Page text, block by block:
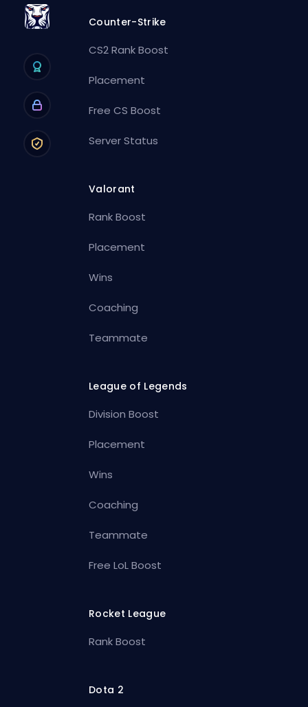
Counter-Strike
CS2 Rank Boost
Placement
Free CS Boost
Server Status
Valorant
Rank Boost
Placement
Wins
Coaching
Teammate
League of Legends
Division Boost
Placement
Wins
Coaching
Teammate
Free LoL Boost
Rocket League
Rank Boost
Dota 2